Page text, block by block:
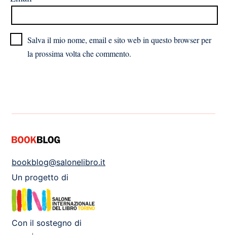
Salva il mio nome, email e sito web in questo browser per
la prossima volta che commento.
bookblog@salonelibro.it
Un progetto di
Con il sostegno di